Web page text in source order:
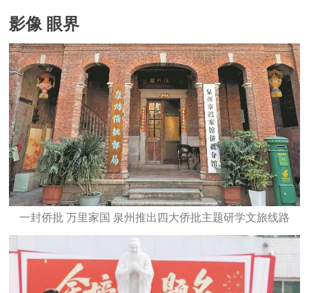
影像 眼界
一封侨批 万里家国 泉州推出四大侨批主题研学文旅线路